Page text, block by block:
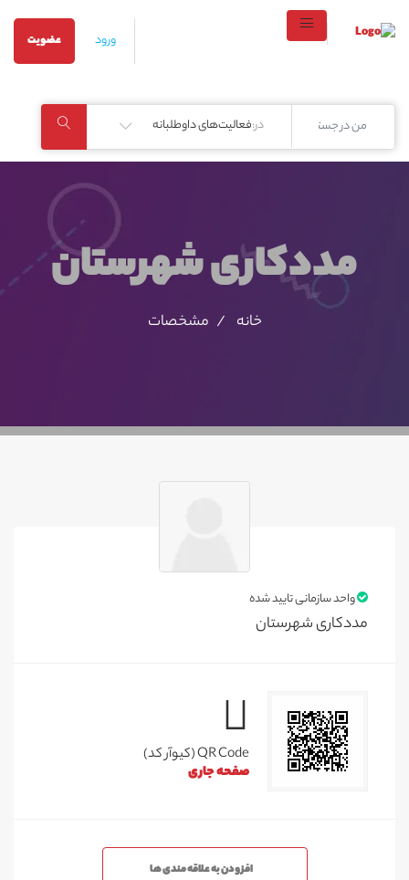
ورود عضویت
در:فعالیت‌های داوطلبانه
مددکاری شهرستان
خانه مشخصات
واحد سازمانی تایید شده
مددکاری شهرستان
QR Code (کیوآر کد)
صفحه جاری
افزودن به علاقه مندی ها